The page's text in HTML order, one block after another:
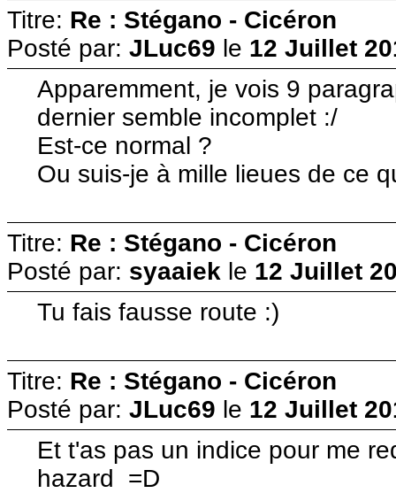
Titre: Re : Stégano - Cicéron
Posté par: JLuc69 le 12 Juillet
Apparemment, je vois 9
dernier semble incomplet :/
Est-ce normal ?
Ou suis-je à mille lieues de ce
Titre: Re : Stégano - Cicéron
Posté par: syaaiek le 12 Juillet
Tu fais fausse route :)
Titre: Re : Stégano - Cicéron
Posté par: JLuc69 le 12 Juillet
Et t'as pas un indice pour me
hazard =D